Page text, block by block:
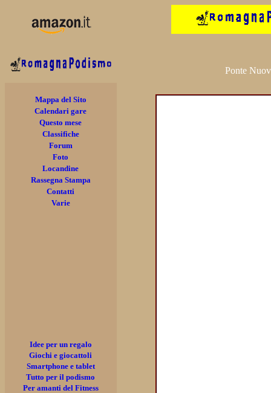
Ponte
Mappa del Sito
Calendari gare
Questo mese
Classifiche
Forum
Foto
Locandine
Rassegna Stampa
Contatti
Varie
Idee per un regalo
Giochi e giocattoli
Smartphone e tablet
Tutto per il podismo
Per amanti del Fitness